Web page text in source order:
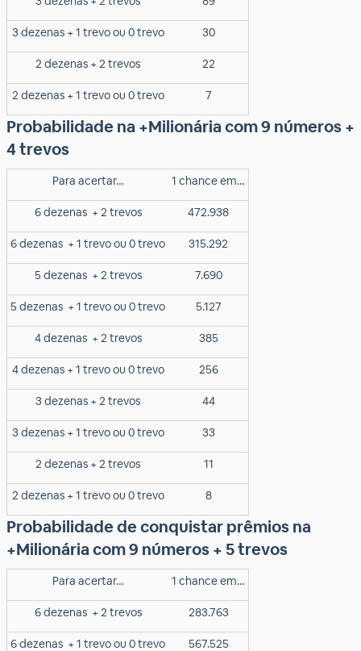
3 dezenas + 1 trevo ou 0 trevo 30
2 dezenas + 2 trevos 22
2 dezenas + 1 trevo ou 0 trevo 7
Probabilidade na +Milionária com 9 números +
4 trevos
Para acertar… 1 chance em…
6 dezenas + 2 trevos 472.938
6 dezenas + 1 trevo ou 0 trevo 315.292
5 dezenas + 2 trevos 7.690
5 dezenas + 1 trevo ou 0 trevo 5.127
4 dezenas + 2 trevos 385
4 dezenas + 1 trevo ou 0 trevo 256
3 dezenas + 2 trevos 44
3 dezenas + 1 trevo ou 0 trevo 33
2 dezenas + 2 trevos 11
2 dezenas + 1 trevo ou 0 trevo 8
Probabilidade de conquistar prêmios na
+Milionária com 9 números + 5 trevos
Para acertar… 1 chance em…
6 dezenas + 2 trevos 283.763
6 dezenas + 1 trevo ou 0 trevo 567.525